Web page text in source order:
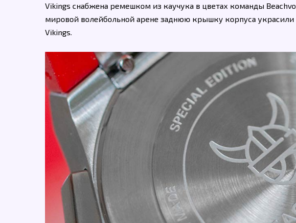
Vikings снабжена ремешком из каучука в цветах команды
мировой волейбольной арене заднюю крышку корпуса
Vikings.